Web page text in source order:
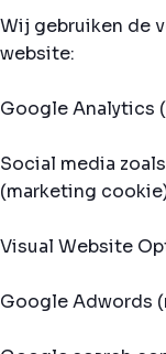
Wij gebruiken de
website:
Google Analytics
Social media
(marketing
Visual Website
Google Adwords